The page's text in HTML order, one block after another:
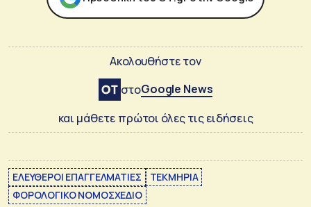
Ακολουθήστε τον
στοGoogle News
και μάθετε πρώτοι όλες τις ειδήσεις
ΕΛΕΥΘΕΡΟΙ ΕΠΑΓΓΕΛΜΑΤΙΕΣ
ΤΕΚΜΗΡΙΑ
ΦΟΡΟΛΟΓΙΚΟ ΝΟΜΟΣΧΕΔΙΟ